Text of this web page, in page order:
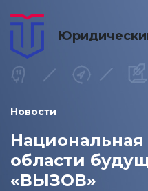
Новости
области
«ВЫЗОВ»